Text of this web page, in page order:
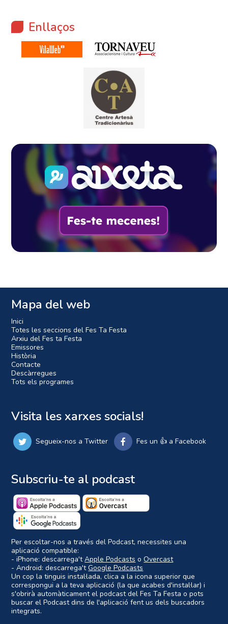
Enllaços
Mapa del web
Inici
Totes les seccions del Fes Ta Festa
Arxiu del Fes ta Festa
Emissores
Història
Contacte
Descàrregues
Tots els programes
Visita les xarxes socials!
Segueix-nos a Twitter Fes un 👍 a Facebook
Subscriu-te al podcast
Per escoltar-nos a través del Podcast, necessites una
aplicació compatible:
- iPhone: descarrega'tApple Podcasts oOvercast
- Android: descarrega'tGoogle Podcasts
Un cop la tinguis instal·lada, clica a la icona superior que
correspongui a la teva aplicació (la que acabes d'instal·lar) i
s'obrirà automàticament el podcast del Fes Ta Festa o pots
buscar el Podcast dins de l'aplicació fent us dels buscadors
integrats.